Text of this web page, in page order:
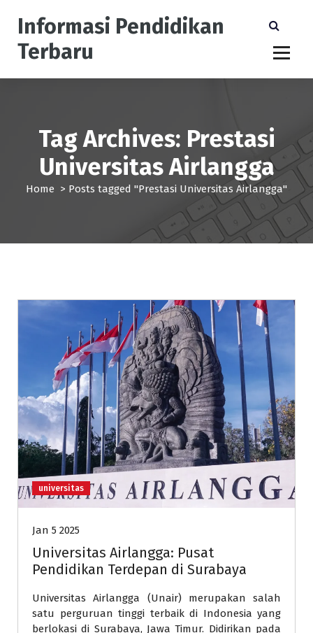
Informasi Pendidikan
Terbaru
Tag Archives: Prestasi
Universitas Airlangga
Home > Posts tagged "Prestasi Universitas Airlangga"
universitas
Jan 5 2025
Universitas Airlangga: Pusat
Pendidikan Terdepan di Surabaya
Universitas Airlangga (Unair) merupakan salah
satu perguruan tinggi terbaik di Indonesia yang
berlokasi di Surabaya, Jawa Timur. Didirikan pada